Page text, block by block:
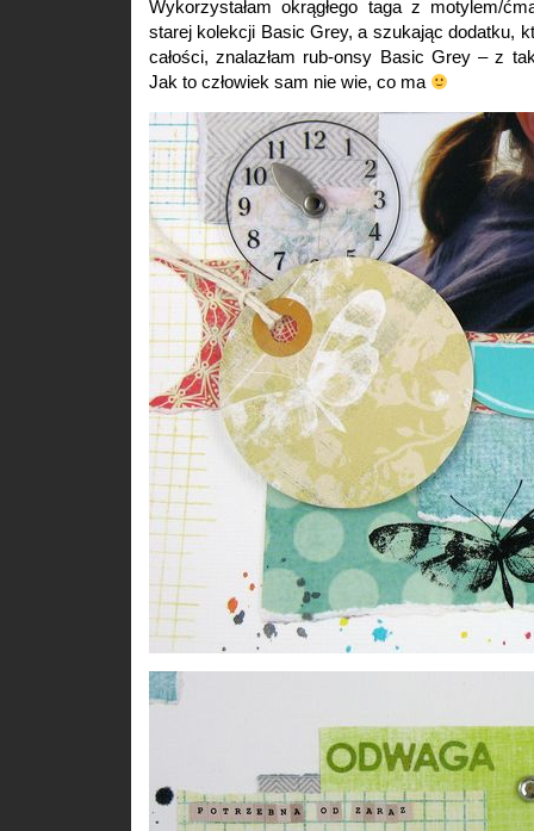
Wykorzystałam okrągłego taga z motylem/
starej kolekcji Basic Grey, a szukając dodatku,
całości, znalazłam rub-onsy Basic Grey – z
Jak to człowiek sam nie wie, co ma